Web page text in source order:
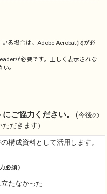
いる場合は、Adobe Acrobat(R)が必
が必要です。正しく表示されな
。